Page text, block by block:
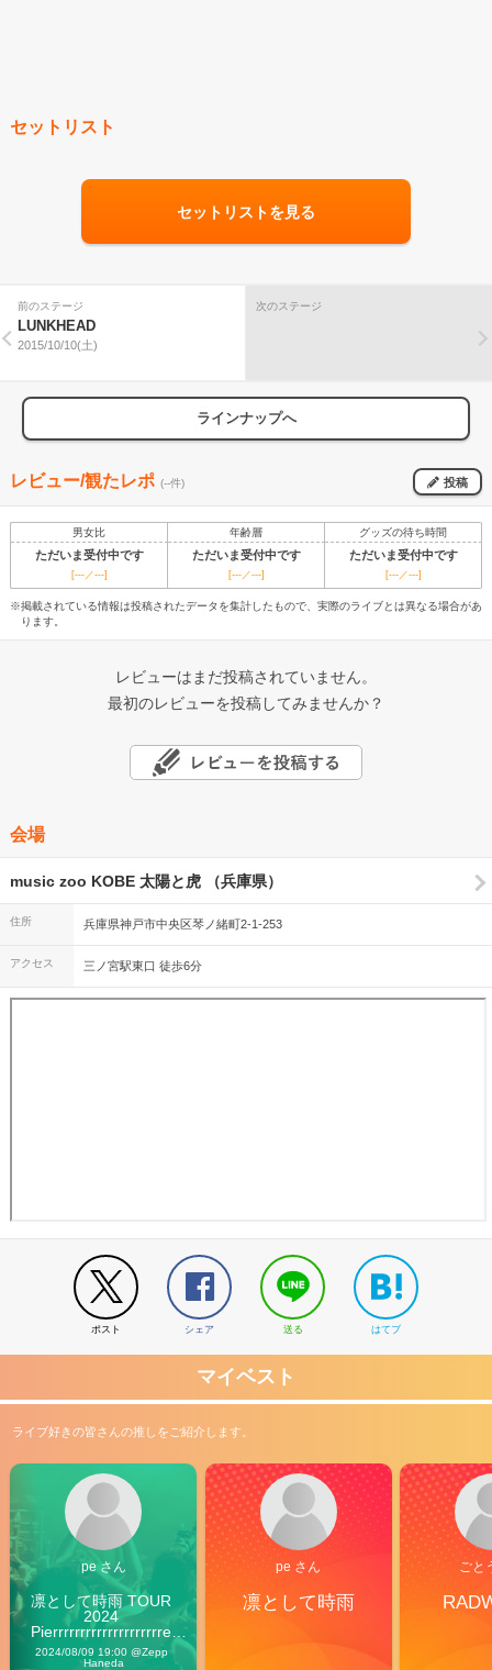
セットリスト
セットリストを見る
前のステージ
LUNKHEAD
2015/10/10(土)
次のステージ
ラインナップへ
レビュー/観たレポ (--件) 投稿
男女比 年齢層 グッズの待ち時間
ただいま受付中です ただいま受付中です ただいま受付中です
[---／---] [---／---] [---／---]
※掲載されている情報は投稿されたデータを集計したもので、実際のライブとは異なる場合があ
ります。
レビューはまだ投稿されていません。
最初のレビューを投稿してみませんか？
会場
music zoo KOBE 太陽と虎 （兵庫県）
住所 兵庫県神戸市中央区琴ノ緒町2-1-253
アクセス 三ノ宮駅東口 徒歩6分
ポスト シェア 送る はてブ
マイベスト
ライブ好きの皆さんの推しをご紹介します。
pe さん
凛として時雨 TOUR
2024
Pierrrrrrrrrrrrrrrrrrrre
Vibes
2024/08/09 19:00 @Zepp
Haneda
pe さん
凛として時雨
ごと